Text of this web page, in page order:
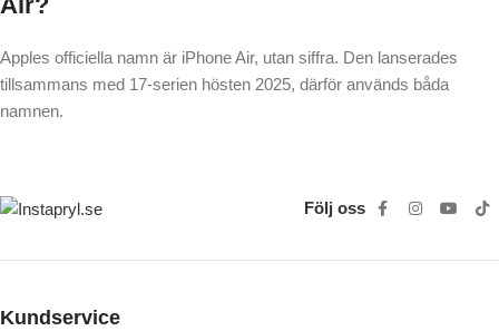
Apples officiella namn är iPhone Air, utan siffra. Den lanserades
tillsammans med 17-serien hösten 2025, därför används båda
namnen.
Följ oss
Kundservice